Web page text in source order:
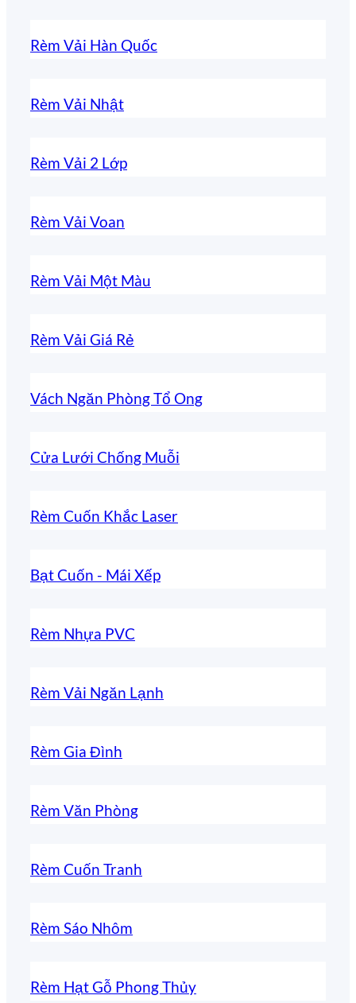
Rèm Vải Hàn Quốc
Rèm Vải Nhật
Rèm Vải 2 Lớp
Rèm Vải Voan
Rèm Vải Một Màu
Rèm Vải Giá Rẻ
Vách Ngăn Phòng Tổ Ong
Cửa Lưới Chống Muỗi
Rèm Cuốn Khắc Laser
Bạt Cuốn - Mái Xếp
Rèm Nhựa PVC
Rèm Vải Ngăn Lạnh
Rèm Gia Đình
Rèm Văn Phòng
Rèm Cuốn Tranh
Rèm Sáo Nhôm
Rèm Hạt Gỗ Phong Thủy